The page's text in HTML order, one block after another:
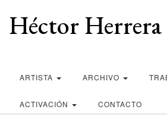
Héctor Herrera
ARTISTA ARCHIVO
ACTIVACIÓN CONTACTO